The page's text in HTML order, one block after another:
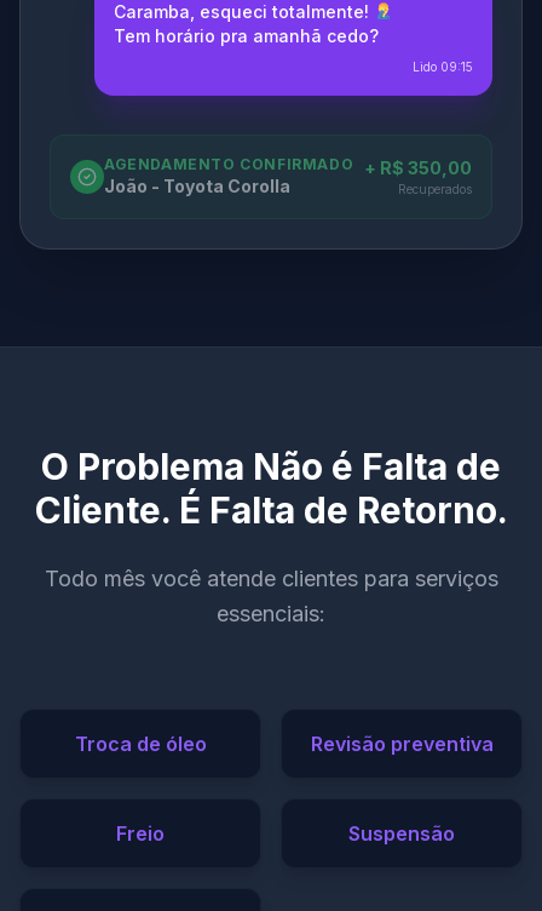
Caramba, esqueci totalmente!
Tem horário pra amanhã cedo?
Lido 09:15
AGENDAMENTO CONFIRMADO
João - Toyota Corolla
+ R$ 350,00
Recuperados
O Problema Não é Falta de
Cliente. É Falta de Retorno.
Todo mês você atende clientes para serviços
essenciais:
Troca de óleo Revisão preventiva
Freio Suspensão